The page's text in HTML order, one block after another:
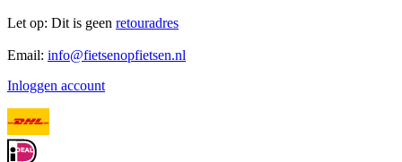
Let op: Dit is geen retouradres
Email: info@fietsenopfietsen.nl
Inloggen account